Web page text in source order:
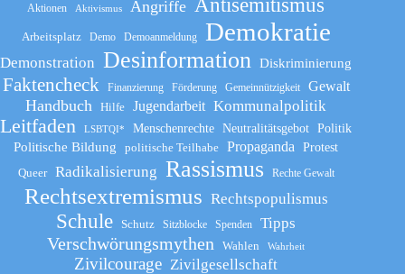
Aktionen Aktivismus Angriffe Antisemitismus
Arbeitsplatz Demo Demoanmeldung Demokratie
Demonstration Desinformation Diskriminierung
Faktencheck Finanzierung Förderung Gemeinnützigkeit Gewalt
Handbuch Hilfe Jugendarbeit Kommunalpolitik
Leitfaden LSBTQI* Menschenrechte Neutralitätsgebot Politik
Politische Bildung politische Teilhabe Propaganda
Protest
Queer
Radikalisierung Rassismus Rechte Gewalt
Rechtsextremismus Rechtspopulismus
Schule Schutz Sitzblocke Spenden Tipps
Verschwörungsmythen Wahlen Wahrheit
Zivilcourage Zivilgesellschaft